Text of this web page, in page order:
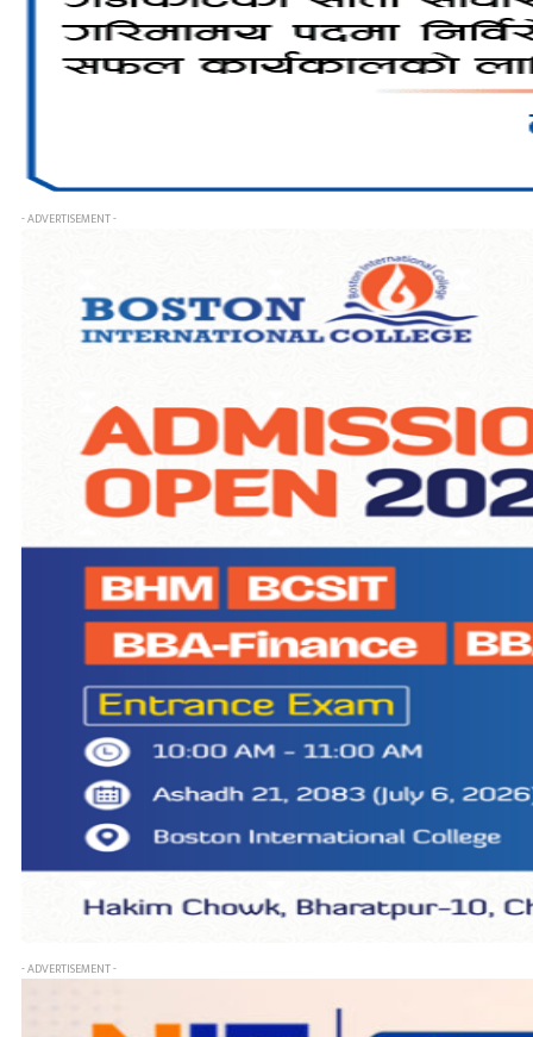
- ADVERTISEMENT -
- ADVERTISEMENT -